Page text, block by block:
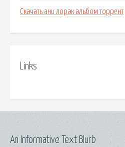
Скачать ани лорак альбом торрент
Links
An Informative Text Blurb